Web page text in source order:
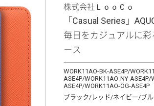
株式会社ＬｏｏＣｏ
「Casual Series」
毎日をカジュアルに
ース
WORK11AO-BK-ASE4P/
ASE4P/WORK11AO-NY-ASE4P/
ASE4P/WORK11AO-OG-ASE4P
ブラック/レッド/ネイビー/ブ